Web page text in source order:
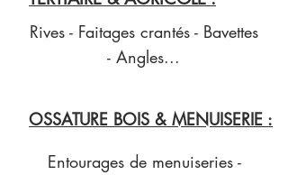
Rives - Faitages crantés - Bavettes
- Angles...
OSSATURE BOIS & MENUISERIE :
Entourages de menuiseries -